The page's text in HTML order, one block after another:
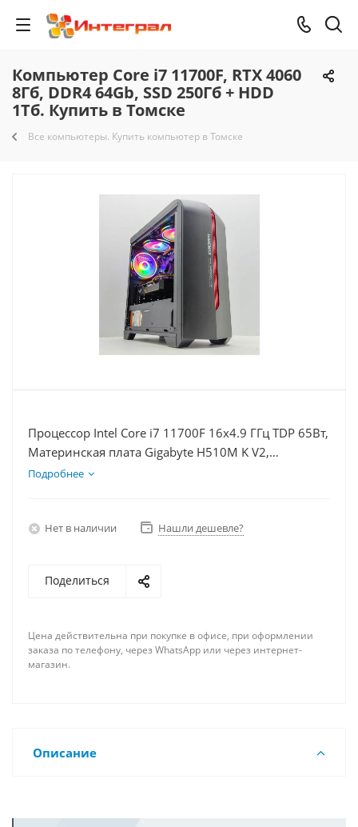
Компьютер Core i7 11700F, RTX 4060
8Гб, DDR4 64Gb, SSD 250Гб + HDD
1Тб. Купить в Томске
Все компьютеры. Купить компьютер в Томске
Процессор Intel Core i7 11700F 16x4.9 ГГц TDP 65Вт,
Материнская плата Gigabyte H510M K V2,
Видеокарта RTX 4060 8Гб, Память DDR4 64Gb,
Подробнее
Нет в наличии Нашли дешевле?
Поделиться
Цена действительна при покупке в офисе, при оформлении
заказа по телефону, через WhatsApp или через интернет-
магазин.
Описание